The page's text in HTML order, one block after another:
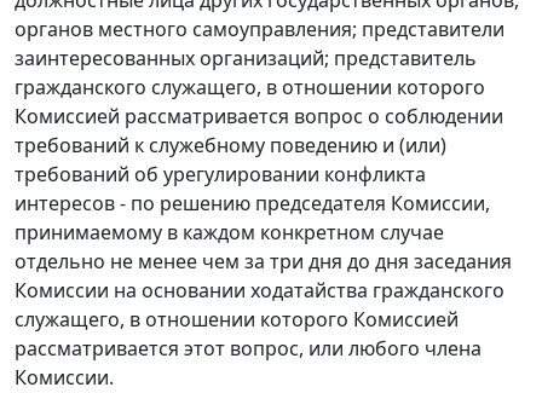
органов местного самоуправления; представители
заинтересованных организаций; представитель
гражданского служащего, в отношении которого
Комиссией рассматривается вопрос о соблюдении
требований к служебному поведению и (или)
требований об урегулировании конфликта
интересов - по решению председателя Комиссии,
принимаемому в каждом конкретном случае
отдельно не менее чем за три дня до дня заседания
Комиссии на основании ходатайства гражданского
служащего, в отношении которого Комиссией
рассматривается этот вопрос, или любого члена
Комиссии.